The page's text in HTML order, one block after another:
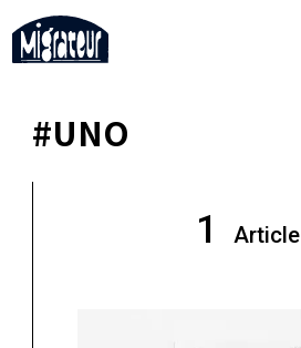
#UNO
1 Article